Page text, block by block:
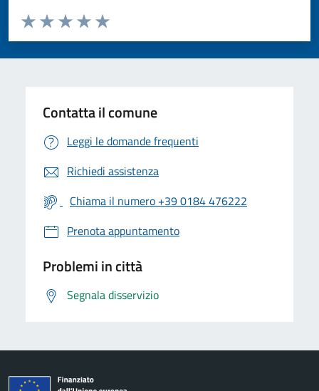
Valuta da 1 a 5 stelle la pagina
Valuta 5 stelle su 5
Valuta 4 stelle su 5
Valuta 3 stelle su 5
Valuta 2 stelle su 5
Valuta 1 stelle su 5
Contatta il comune
Leggi le domande frequenti
Richiedi assistenza
Chiama il numero +39 0184 476222
Prenota appuntamento
Problemi in città
Segnala disservizio